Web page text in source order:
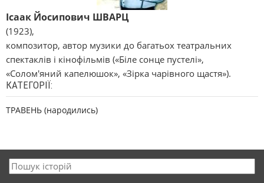
Ісаак Йосипович ШВАРЦ
(1923),
композитор, автор музики до багатьох театральних
спектаклів і кінофільмів («Біле сонце пустелі»,
«Солом'яний капелюшок», «Зірка чарівного щастя»).
КАТЕГОРІЇ:
ТРАВЕНЬ (народились)